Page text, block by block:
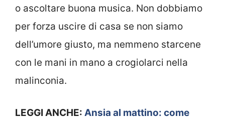
o ascoltare buona musica. Non dobbiamo
per forza uscire di casa se non siamo
dell’umore giusto, ma nemmeno starcene
con le mani in mano a crogiolarci nella
malinconia.
LEGGI ANCHE: Ansia al mattino: come